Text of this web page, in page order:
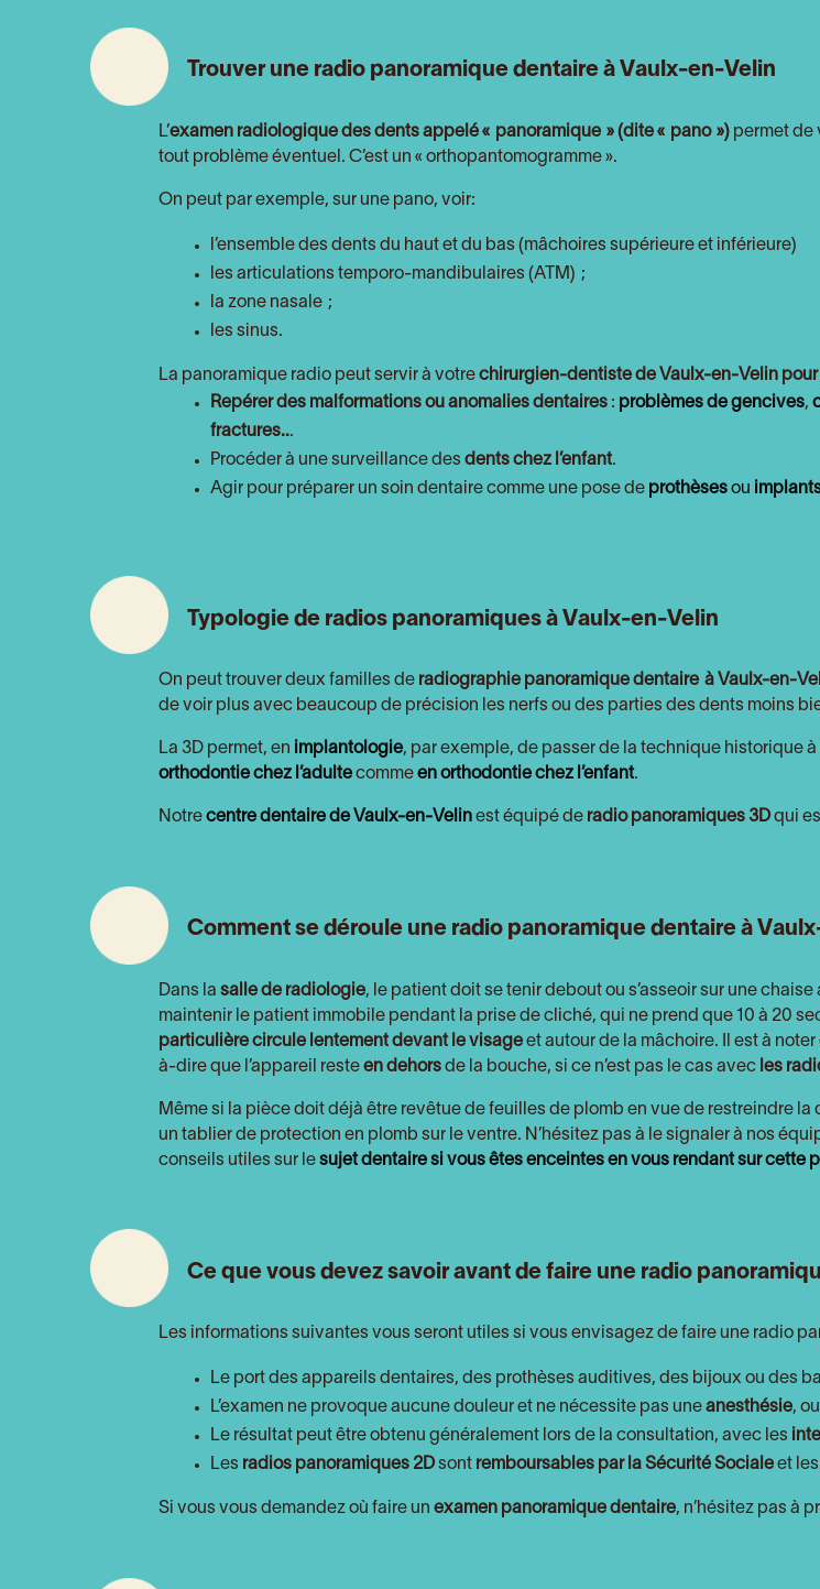
Trouver une radio panoramique dentaire à Vaulx-en-Velin
L’examen radiologique des dents appelé « panoramique » (dite « pano ») permet de
tout problème éventuel. C’est un « orthopantomogramme ».
On peut par exemple, sur une pano, voir:
l’ensemble des dents du haut et du bas (mâchoires supérieure et inférieure)
les articulations temporo-mandibulaires (ATM) ;
la zone nasale ;
les sinus.
La panoramique radio peut servir à votre chirurgien-dentiste de Vaulx-en-Velin pour
Repérer des malformations ou anomalies dentaires : problèmes de gencives,
fractures...
Procéder à une surveillance des dents chez l’enfant.
Agir pour préparer un soin dentaire comme une pose de prothèses ou
Typologie de radios panoramiques à Vaulx-en-Velin
On peut trouver deux familles de radiographie panoramique dentaire à Vaulx-en-
de voir plus avec beaucoup de précision les nerfs ou des parties des dents moins
La 3D permet, en implantologie, par exemple, de passer de la technique historique
orthodontie chez l’adulte comme en orthodontie chez l’enfant.
Notre centre dentaire de Vaulx-en-Velin est équipé de radio panoramiques 3Dqui
Comment se déroule une radio panoramique dentaire à
Dans la salle de radiologie, le patient doit se tenir debout ou s’asseoir sur une
maintenir le patient immobile pendant la prise de cliché, qui ne prend que 10 à 20
particulière circule lentement devant le visage et autour de la mâchoire. Il est à noter
à-dire que l’appareil reste en dehors de la bouche, si ce n’est pas le cas avec les
Même si la pièce doit déjà être revêtue de feuilles de plomb en vue de restreindre
un tablier de protection en plomb sur le ventre. N’hésitez pas à le signaler à nos
conseils utiles sur le sujet dentaire si vous êtes enceintes en vous rendant sur cette
Ce que vous devez savoir avant de faire une radio
Les informations suivantes vous seront utiles si vous envisagez de faire une radio
Le port des appareils dentaires, des prothèses auditives, des bijoux ou des
L’examen ne provoque aucune douleur et ne nécessite pas une anesthésie,
Le résultat peut être obtenu généralement lors de la consultation, avec les
Les radios panoramiques 2Dsont remboursables par la Sécurité Sociale et les
Si vous vous demandez où faire un examen panoramique dentaire, n’hésitez pas à